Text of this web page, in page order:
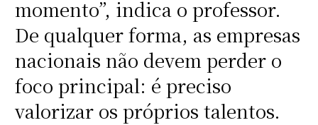
momento”, indica o professor.
De qualquer forma, as empresas
nacionais não devem perder o
foco principal: é preciso
valorizar os próprios talentos.